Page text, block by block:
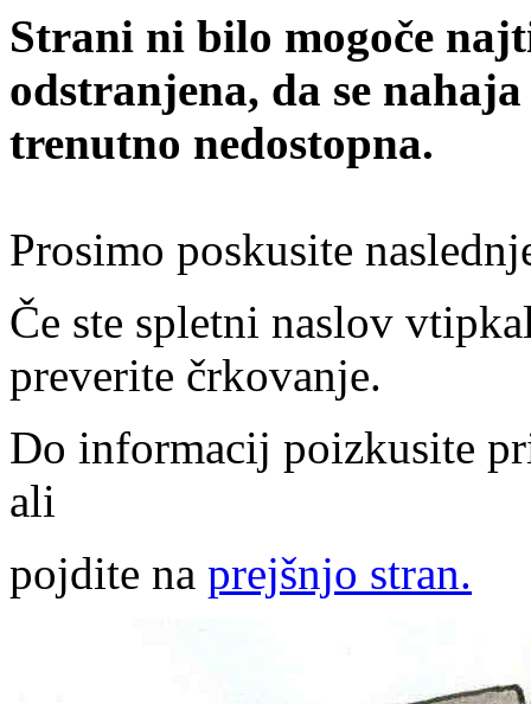
Strani ni bilo mogoče
odstranjena, da se
trenutno nedostopna.
Prosimo poskusite
Če ste spletni naslov
preverite črkovanje.
Do informacij poizkusite
ali
pojdite na prejšnjo stran.